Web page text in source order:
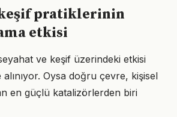
keşif pratiklerinin
etkisi
ve keşif üzerindeki etkisi
Oysa doğru çevre, kişisel
en güçlü katalizörlerden biri